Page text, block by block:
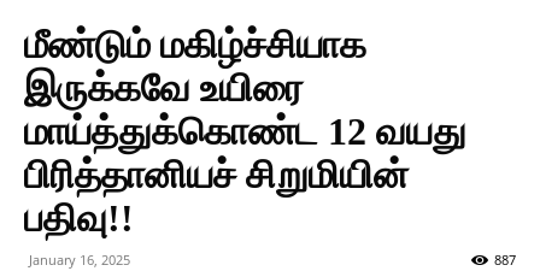
மீண்டும் மகிழ்ச்சியாக
இருக்கவே உயிரை
மாய்த்துக்கொண்ட 12 வயது
பிரித்தானியச் சிறுமியின்
பதிவு!!
January 16, 2025 887